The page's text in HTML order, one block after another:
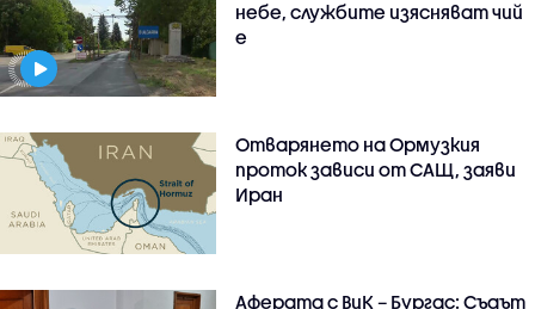
небе, службите изясняват чий
е
Отварянето на Ормузкия
проток зависи от САЩ, заяви
Иран
Аферата с ВиК – Бургас: Съдът